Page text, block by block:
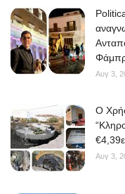
Αυγ 3,
O
Αυγ 3,